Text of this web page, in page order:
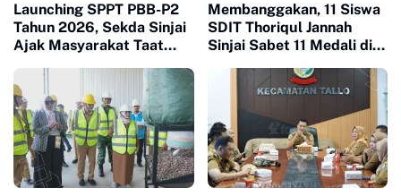
Launching SPPT PBB-P2
Tahun 2026, Sekda Sinjai
Ajak Masyarakat Taat
Membanggakan, 11 Siswa
SDIT Thoriqul Jannah
Sinjai Sabet 11 Medali di